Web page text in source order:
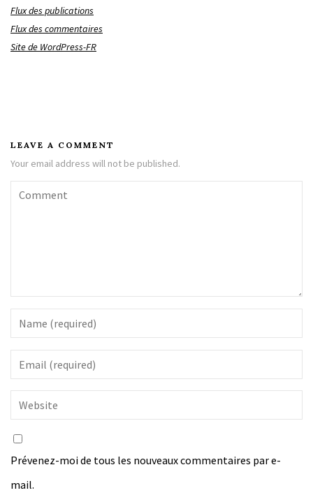
Flux des publications
Flux des commentaires
Site de WordPress-FR
LEAVE A COMMENT
Your email address will not be published.
Prévenez-moi de tous les nouveaux commentaires par e-
mail.